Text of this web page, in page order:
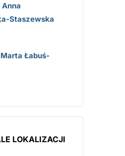
Anna
Staszewska
Łabuś-
LOKALIZACJI